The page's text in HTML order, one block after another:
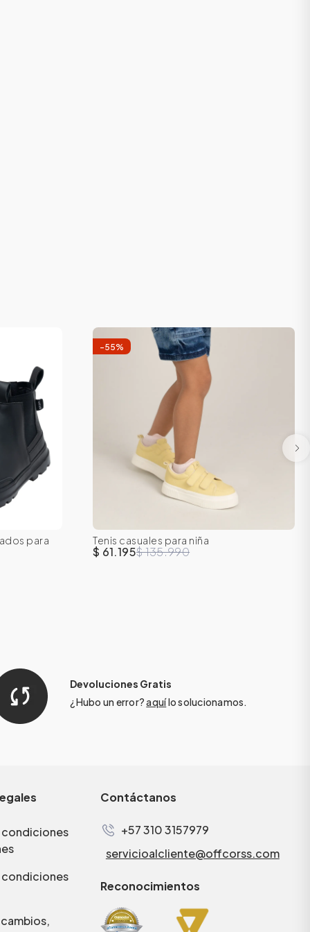
para
-55%
28
29
Tenis casuales para niña
$ 61.195$ 135.990
Devoluciones Gratis
¿Hubo un error?aquílo solucionamos.
condiciones
condiciones
Contáctanos
+57 310 3157979
servicioalcliente@offcorss.com
Reconocimientos